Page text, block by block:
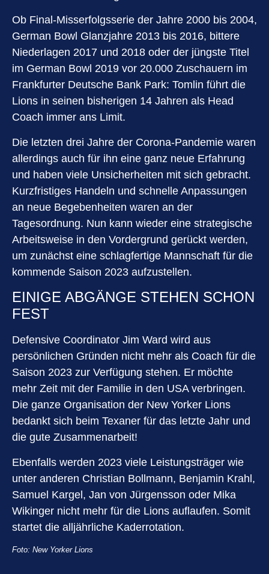
Ob Final-Misserfolgsserie der Jahre 2000 bis 2004,
German Bowl Glanzjahre 2013 bis 2016, bittere
Niederlagen 2017 und 2018 oder der jüngste Titel
im German Bowl 2019 vor 20.000 Zuschauern im
Frankfurter Deutsche Bank Park: Tomlin führt die
Lions in seinen bisherigen 14 Jahren als Head
Coach immer ans Limit.
Die letzten drei Jahre der Corona-Pandemie waren
allerdings auch für ihn eine ganz neue Erfahrung
und haben viele Unsicherheiten mit sich gebracht.
Kurzfristiges Handeln und schnelle Anpassungen
an neue Begebenheiten waren an der
Tagesordnung. Nun kann wieder eine strategische
Arbeitsweise in den Vordergrund gerückt werden,
um zunächst eine schlagfertige Mannschaft für die
kommende Saison 2023 aufzustellen.
EINIGE ABGÄNGE STEHEN SCHON
FEST
Defensive Coordinator Jim Ward wird aus
persönlichen Gründen nicht mehr als Coach für die
Saison 2023 zur Verfügung stehen. Er möchte
mehr Zeit mit der Familie in den USA verbringen.
Die ganze Organisation der New Yorker Lions
bedankt sich beim Texaner für das letzte Jahr und
die gute Zusammenarbeit!
Ebenfalls werden 2023 viele Leistungsträger wie
unter anderen Christian Bollmann, Benjamin Krahl,
Samuel Kargel, Jan von Jürgensson oder Mika
Wikinger nicht mehr für die Lions auflaufen. Somit
startet die alljährliche Kaderrotation.
Foto: New Yorker Lions